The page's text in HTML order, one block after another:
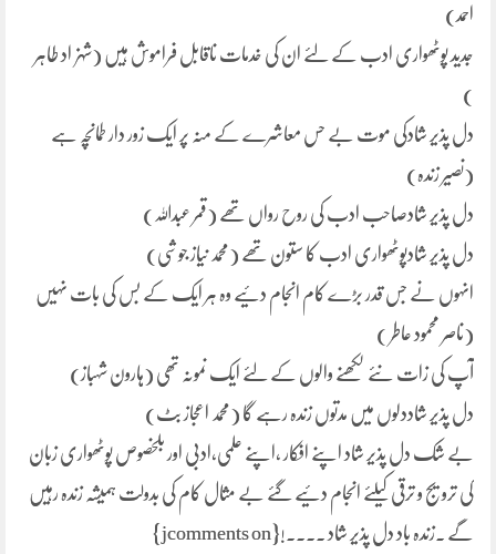
احمد)
جدید پوٹھواری ادب کے لئے ان کی خدمات ناقابل فراموش ہیں (شہزاد طاہر
)
دل پذیر شادکی موت بے حس معاشرے کے منہ پر ایک زور دار طمانچہ ہے
(نصیر زندہ)
دل پذیر شادصاحب ادب کی روح رواں تھے (قمر عبداللہ)
دل پذیر شادپوٹھواری ادب کا ستون تھے (محمد نیاز جوشی)
انہوں نے جس قدر بڑے کام انجام دئیے وہ ہر ایک کے بس کی بات نہیں
(ناصر محمود عاطر )
آپ کی زات نئے لکھنے والوں کے لئے ایک نمونہ تھی (ہارون شہباز)
دل پذیر شاددلوں میں مدتوں زندہ رہے گا (محمد اعجاز بٹ)
بے شک دل پذیر شاد اپنے افکار ،اپنے علمی،ادبی اور بلخصوص پوٹھواری زبان
کی ترویج و ترقی کیلئے انجام دئیے گئے بے مثال کام کی بدولت ہمیشہ زندہ رہیں
گے ۔زندہ باد دل پذیر شاد ۔۔ ۔۔!{jcomments on}